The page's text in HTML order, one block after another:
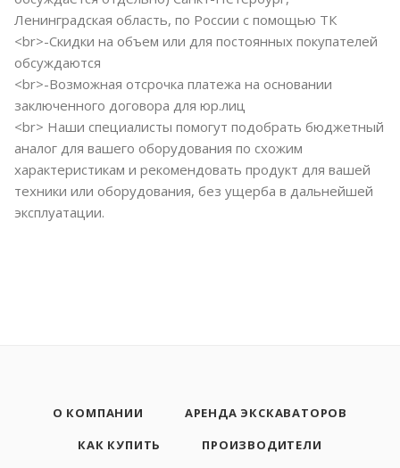
Ленинградская область, по России с помощью ТК
<br>-Скидки на объем или для постоянных покупателей
обсуждаются
<br>-Возможная отсрочка платежа на основании
заключенного договора для юр.лиц
<br> Наши специалисты помогут подобрать бюджетный
аналог для вашего оборудования по схожим
характеристикам и рекомендовать продукт для вашей
техники или оборудования, без ущерба в дальнейшей
эксплуатации.
О КОМПАНИИ
АРЕНДА ЭКСКАВАТОРОВ
КАК КУПИТЬ
ПРОИЗВОДИТЕЛИ